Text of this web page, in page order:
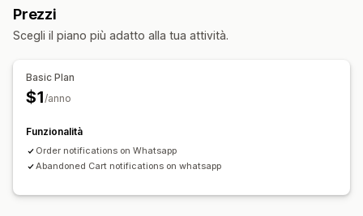
Automazione dei flussi di lavoro
Recupero del carrello
Monitoraggio degli ordini
Prezzi
Scegli il piano più adatto alla tua attività.
Basic Plan
$1/anno
Funzionalità
Order notifications on Whatsapp
Abandoned Cart notifications on whatsapp